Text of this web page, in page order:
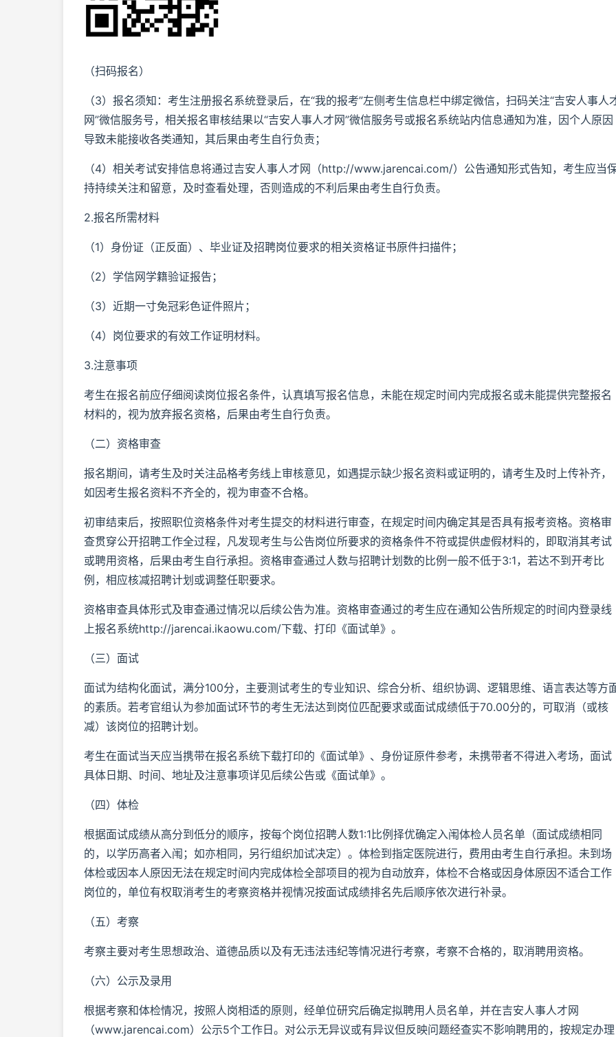
（扫码报名）
（3）报名须知：考生注册报名系统登录后，在“我的报考”左侧考生信息栏中绑定微信，扫码关注“吉安人事人
网”微信服务号，相关报名审核结果以“吉安人事人才网”微信服务号或报名系统站内信息通知为准，因个人原因
导致未能接收各类通知，其后果由考生自行负责；
（4）相关考试安排信息将通过吉安人事人才网（http://www.jarencai.com/）公告通知形式告知，考生应当
持持续关注和留意，及时查看处理，否则造成的不利后果由考生自行负责。
2.报名所需材料
（1）身份证（正反面）、毕业证及招聘岗位要求的相关资格证书原件扫描件；
（2）学信网学籍验证报告；
（3）近期一寸免冠彩色证件照片；
（4）岗位要求的有效工作证明材料。
3.注意事项
考生在报名前应仔细阅读岗位报名条件，认真填写报名信息，未能在规定时间内完成报名或未能提供完整报名
材料的，视为放弃报名资格，后果由考生自行负责。
（二）资格审查
报名期间，请考生及时关注品格考务线上审核意见，如遇提示缺少报名资料或证明的，请考生及时上传补齐，
如因考生报名资料不齐全的，视为审查不合格。
初审结束后，按照职位资格条件对考生提交的材料进行审查，在规定时间内确定其是否具有报考资格。资格审
查贯穿公开招聘工作全过程，凡发现考生与公告岗位所要求的资格条件不符或提供虚假材料的，即取消其考试
或聘用资格，后果由考生自行承担。资格审查通过人数与招聘计划数的比例一般不低于3:1，若达不到开考比
例，相应核减招聘计划或调整任职要求。
资格审查具体形式及审查通过情况以后续公告为准。资格审查通过的考生应在通知公告所规定的时间内登录线
上报名系统http://jarencai.ikaowu.com/下载、打印《面试单》。
（三）面试
面试为结构化面试，满分100分，主要测试考生的专业知识、综合分析、组织协调、逻辑思维、语言表达等方
的素质。若考官组认为参加面试环节的考生无法达到岗位匹配要求或面试成绩低于70.00分的，可取消（或核
减）该岗位的招聘计划。
考生在面试当天应当携带在报名系统下载打印的《面试单》、身份证原件参考，未携带者不得进入考场，面试
具体日期、时间、地址及注意事项详见后续公告或《面试单》。
（四）体检
根据面试成绩从高分到低分的顺序，按每个岗位招聘人数1:1比例择优确定入闱体检人员名单（面试成绩相同
的，以学历高者入闱；如亦相同，另行组织加试决定）。体检到指定医院进行，费用由考生自行承担。未到场
体检或因本人原因无法在规定时间内完成体检全部项目的视为自动放弃，体检不合格或因身体原因不适合工作
岗位的，单位有权取消考生的考察资格并视情况按面试成绩排名先后顺序依次进行补录。
（五）考察
考察主要对考生思想政治、道德品质以及有无违法违纪等情况进行考察，考察不合格的，取消聘用资格。
（六）公示及录用
根据考察和体检情况，按照人岗相适的原则，经单位研究后确定拟聘用人员名单，并在吉安人事人才网
（www.jarencai.com）公示5个工作日。对公示无异议或有异议但反映问题经查实不影响聘用的，按规定办理